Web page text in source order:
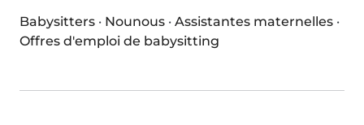
Babysitters · Nounous · Assistantes maternelles ·
Offres d'emploi de babysitting